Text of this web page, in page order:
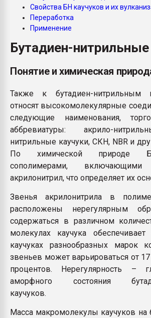
Свойства БН каучуков и их
Переработка
Применение
Бутадиен-нитрильные
Понятие и химическая
Также к бутадиен-нитрильным
относят высокомолекулярные
следующие наименования,
аббревиатуры: акрило-
нитрильные каучуки, СКН, NBR и
По химической природе
сополимерами,
акрилонитрил, что определяет их
Звенья акрилонитрила в
расположены нерегулярным
содержаться в различном
молекулах каучука
каучуках разнообразных марок
звеньев может варьироваться от
процентов. Нерегулярность –
аморфного состояния
каучуков.
Масса макромолекулы каучуков на